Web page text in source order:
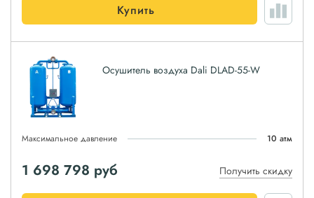
Купить
Осушитель воздуха Dali DLAD-55-W
Максимальное давление 10 атм
1 698 798 руб Получить скидку